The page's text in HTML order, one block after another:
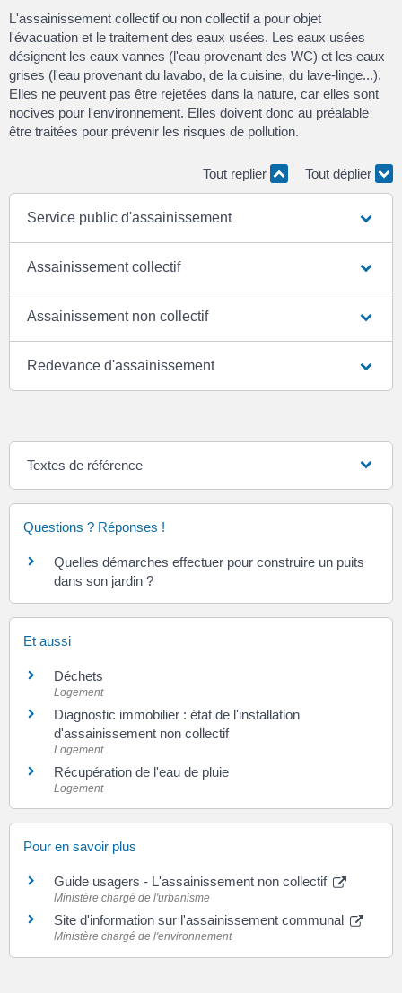
L'assainissement collectif ou non collectif a pour objet
l'évacuation et le traitement des eaux usées. Les eaux usées
désignent les eaux vannes (l'eau provenant des WC) et les eaux
grises (l'eau provenant du lavabo, de la cuisine, du lave-linge...).
Elles ne peuvent pas être rejetées dans la nature, car elles sont
nocives pour l'environnement. Elles doivent donc au préalable
être traitées pour prévenir les risques de pollution.
Tout replier Tout déplier
Service public d'assainissement
Assainissement collectif
Assainissement non collectif
Redevance d'assainissement
Textes de référence
Questions ? Réponses !
Quelles démarches effectuer pour construire un puits
dans son jardin ?
Et aussi
Déchets
Logement
Diagnostic immobilier : état de l'installation
d'assainissement non collectif
Logement
Récupération de l'eau de pluie
Logement
Pour en savoir plus
Guide usagers - L'assainissement non collectif
Ministère chargé de l'urbanisme
Site d'information sur l'assainissement communal
Ministère chargé de l'environnement